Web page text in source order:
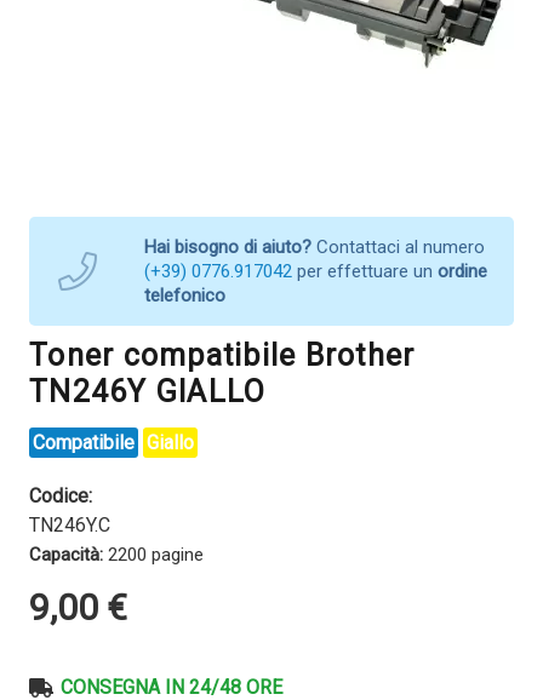
Hai bisogno di aiuto? Contattaci al numero
(+39) 0776.917042 per effettuare un ordine
telefonico
Toner compatibile Brother
TN246Y GIALLO
Compatibile Giallo
Codice:
TN246Y.C
Capacità: 2200 pagine
9,00 €
CONSEGNA IN 24/48 ORE